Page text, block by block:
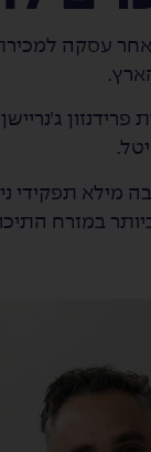
מנכ״ל חברת
שנות עבודה
במזרח